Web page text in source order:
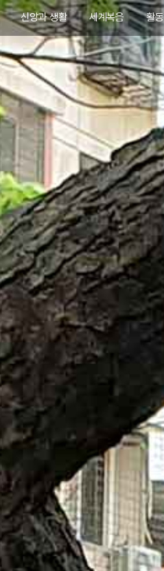
신앙과 생활 세계복음 활동